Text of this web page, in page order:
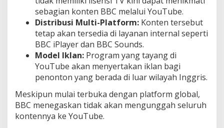
sebagian konten BBC melalui YouTube.
Distribusi Multi-Platform: Konten tersebut
tetap akan tersedia di layanan internal seperti
BBC iPlayer dan BBC Sounds.
Model Iklan: Program yang tayang di
YouTube akan menyertakan iklan bagi
penonton yang berada di luar wilayah Inggris.
Meskipun mulai terbuka dengan platform global,
BBC menegaskan tidak akan mengunggah seluruh
kontennya ke YouTube.